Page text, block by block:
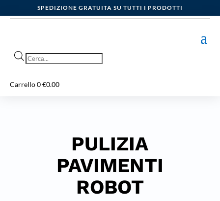
SPEDIZIONE GRATUITA SU TUTTI I PRODOTTI
Products
Carrello0€0.00
PULIZIA
PAVIMENTI
ROBOT